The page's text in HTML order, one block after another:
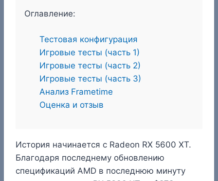
Оглавление:
Тестовая конфигурация
Игровые тесты (часть 1)
Игровые тесты (часть 2)
Игровые тесты (часть 3)
Анализ Frametime
Оценка и отзыв
История начинается с Radeon RX 5600 XT.
Благодаря последнему обновлению
спецификаций AMD в последнюю минуту